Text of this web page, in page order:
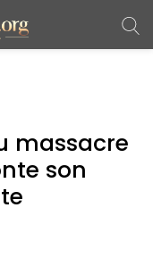
massacre
son